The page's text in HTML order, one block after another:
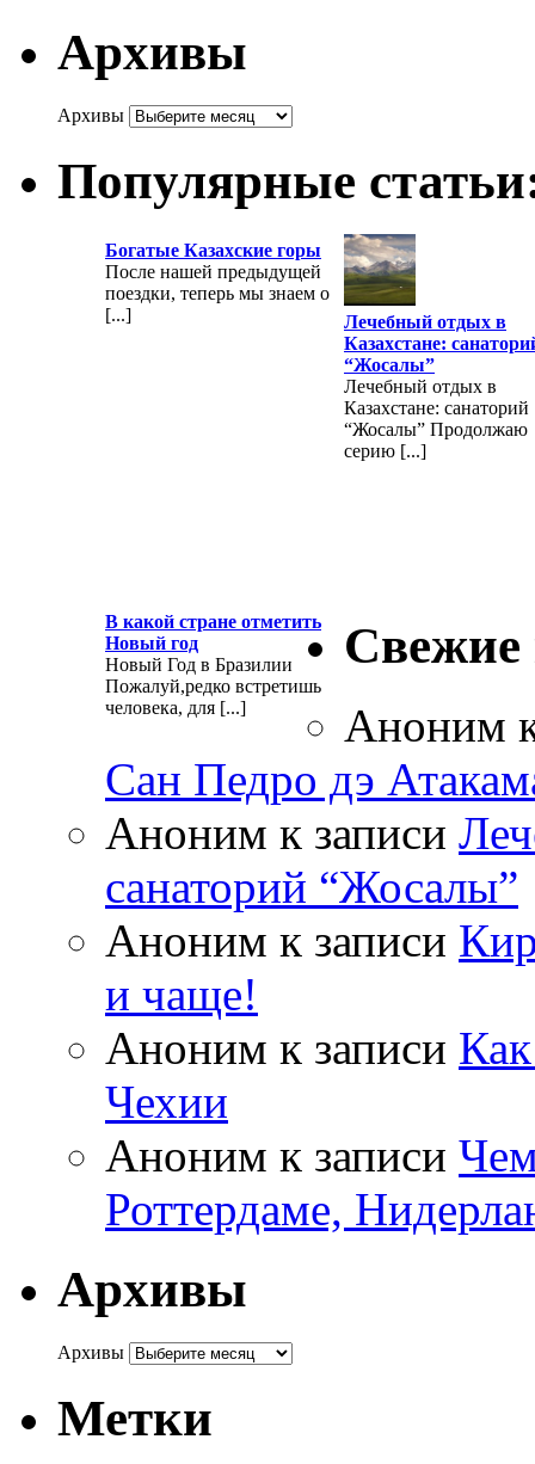
Архивы
Архивы
Популярные
Богатые Казахские горы
После нашей предыдущей
поездки, теперь мы знаем о
[...]
Лечебный отдых в
Казахстане:
“Жосалы”
Лечебный отдых в
Казахстане: санаторий
“Жосалы” Продолжаю
серию [...]
В какой стране отметить
Новый год
Новый Год в Бразилии
Пожалуй,редко встретишь
человека, для [...]
Свежие
Аноним
Сан Педро дэ
Аноним к записи
санаторий “Жосалы”
Аноним к записи
и чаще!
Аноним к записи
Чехии
Аноним к записи
Роттердаме,
Архивы
Архивы
Метки